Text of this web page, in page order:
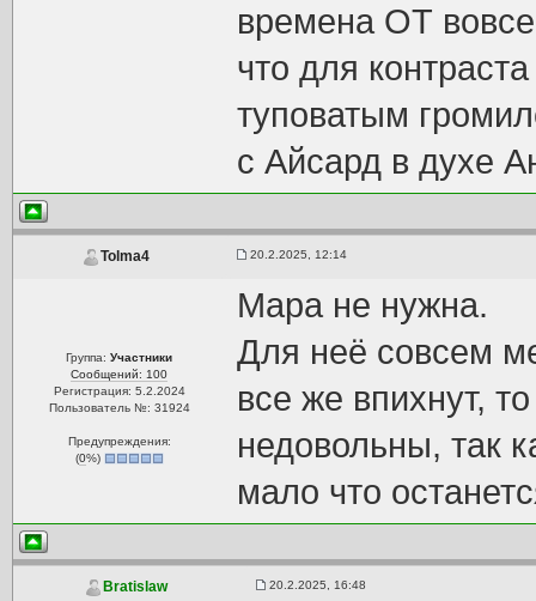
времена ОТ
что для
туповатым
с Айсард в духе
Tolma4 20.2.2025, 12:14
Группа:Участники
Сообщений: 100
Регистрация: 5.2.2024
Пользователь №: 31924
Предупреждения:
(0%)
Мара не нужна.
Для неё совсем
все же впихнут,
недовольны, так
мало что
Bratislaw 20.2.2025, 16:48